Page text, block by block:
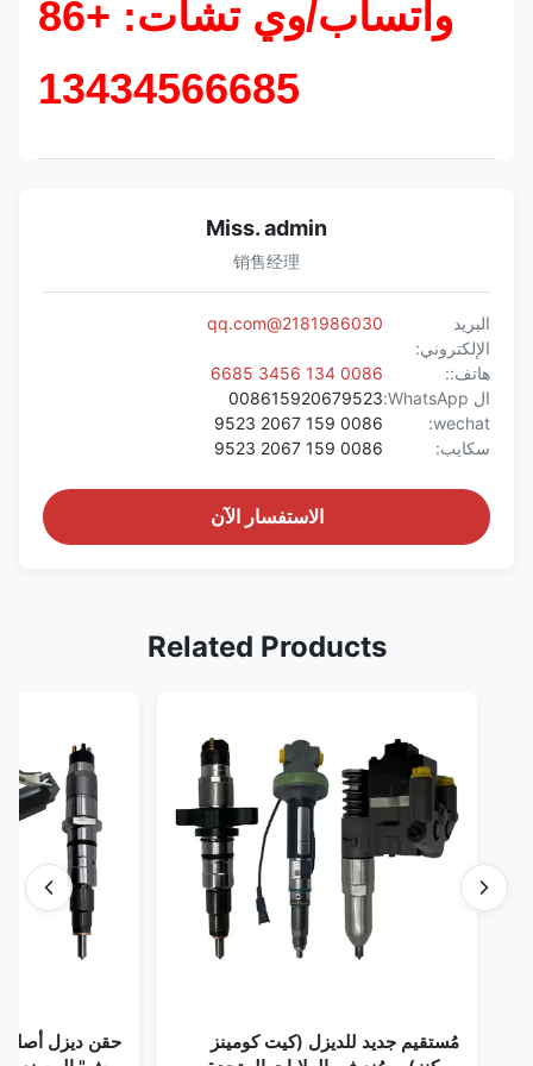
واتساب/وي تشات: +86
13434566685
Miss. admin
销售经理
البريد
الإلكتروني:
2181986030@qq.com
هاتف::
0086 134 3456 6685
ال WhatsApp:
008615920679523
wechat:
0086 159 2067 9523
سكايب:
0086 159 2067 9523
الاستفسار الآن
Related Products
مُستقيم جديد للديزل (كيت كومينز
حقن ديزل